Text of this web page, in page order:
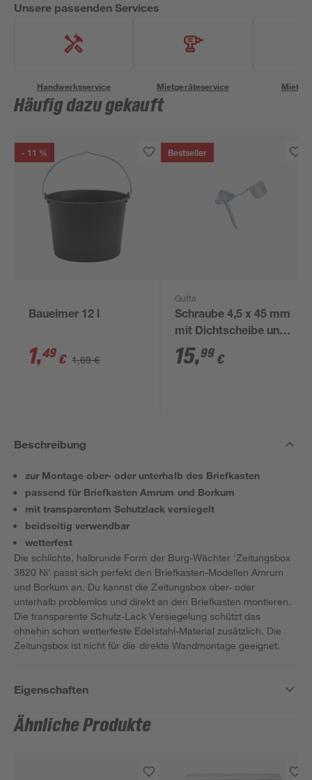
Unsere passenden Services
Handwerksservice Mietgeräteservice
Häufig dazu gekauft
- 11 %
Baueimer 12 l
1,49 € 1,69 €
Bestseller
Gutta
Schraube 4,5 x 45 mm
mit Dichtscheibe und
Kappe, 100 Stück
15,99 €
Beschreibung
zur Montage ober- oder unterhalb des Briefkasten
passend für Briefkasten Amrum und Borkum
mit transparentem Schutzlack versiegelt
beidseitig verwendbar
wetterfest
Die schlichte, halbrunde Form der Burg-Wächter 'Zeitungsbox
3820 Ni' passt sich perfekt den Briefkasten-Modellen Amrum
und Borkum an. Du kannst die Zeitungsbox ober- oder
unterhalb problemlos und direkt an den Briefkasten montieren.
Die transparente Schutz-Lack Versiegelung schützt das
ohnehin schon wetterfeste Edelstahl-Material zusätzlich. Die
Zeitungsbox ist nicht für die direkte Wandmontage geeignet.
Eigenschaften
Ähnliche Produkte